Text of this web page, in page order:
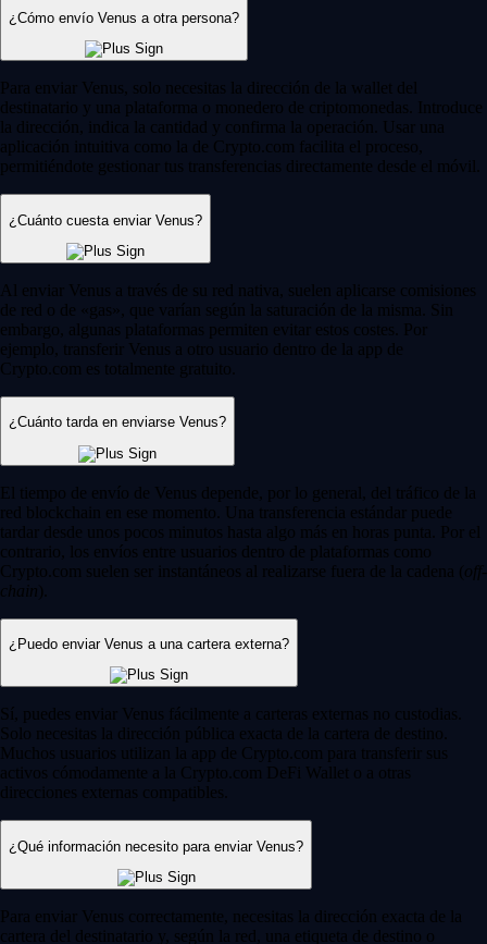
¿Cómo envío Venus a otra persona?
Para enviar Venus, solo necesitas la dirección de la wallet del
destinatario y una plataforma o monedero de criptomonedas. Introduce
la dirección, indica la cantidad y confirma la operación. Usar una
aplicación intuitiva como la de Crypto.com facilita el proceso,
permitiéndote gestionar tus transferencias directamente desde el móvil.
¿Cuánto cuesta enviar Venus?
Al enviar Venus a través de su red nativa, suelen aplicarse comisiones
de red o de «gas», que varían según la saturación de la misma. Sin
embargo, algunas plataformas permiten evitar estos costes. Por
ejemplo, transferir Venus a otro usuario dentro de la app de
Crypto.com es totalmente gratuito.
¿Cuánto tarda en enviarse Venus?
El tiempo de envío de Venus depende, por lo general, del tráfico de la
red blockchain en ese momento. Una transferencia estándar puede
tardar desde unos pocos minutos hasta algo más en horas punta. Por el
contrario, los envíos entre usuarios dentro de plataformas como
Crypto.com suelen ser instantáneos al realizarse fuera de la cadena (off-
chain ).
¿Puedo enviar Venus a una cartera externa?
Sí, puedes enviar Venus fácilmente a carteras externas no custodias.
Solo necesitas la dirección pública exacta de la cartera de destino.
Muchos usuarios utilizan la app de Crypto.com para transferir sus
activos cómodamente a la Crypto.com DeFi Wallet o a otras
direcciones externas compatibles.
¿Qué información necesito para enviar Venus?
Para enviar Venus correctamente, necesitas la dirección exacta de la
cartera del destinatario y, según la red, una etiqueta de destino o